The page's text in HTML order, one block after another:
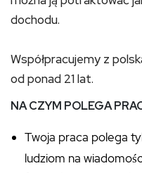
dochodu.
Współpracujemy z
od ponad 21 lat.
NA CZYM POLEGA
Twoja praca polega
ludziom na